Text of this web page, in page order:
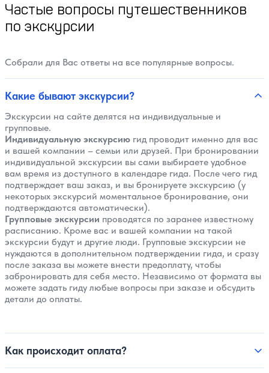
Частые вопросы путешественников
по экскурсии
Собрали для Вас ответы на все популярные вопросы.
Какие бывают экскурсии?
Экскурсии на сайте делятся на индивидуальные и
групповые.
Индивидуальную экскурсию гид проводит именно для вас
и вашей компании – семьи или друзей. При бронировании
индивидуальной экскурсии вы сами выбираете удобное
вам время из доступного в календаре гида. После чего гид
подтверждает ваш заказ, и вы бронируете экскурсию (у
некоторых экскурсий моментальное бронирование, они
подтверждаются автоматически).
Групповые экскурсии проводятся по заранее известному
расписанию. Кроме вас и вашей компании на такой
экскурсии будут и другие люди. Групповые экскурсии не
нуждаются в дополнительном подтверждении гида, и сразу
после заказа вы можете внести предоплату, чтобы
забронировать для себя место. Независимо от формата вы
можете задать гиду любые вопросы при заказе и обсудить
детали до оплаты.
Как происходит оплата?